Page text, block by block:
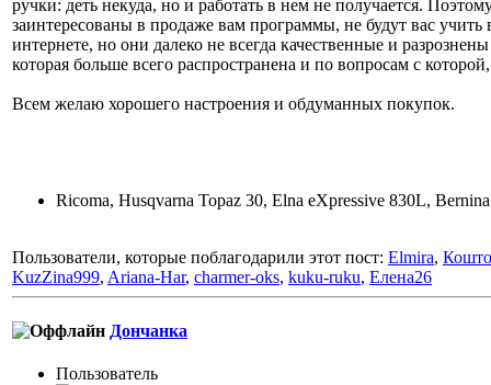
ручки: деть некуда, но и работать в нем не получается.
заинтересованы в продаже вам программы, не будут вас
интернете, но они далеко не всегда качественные и
которая больше всего распространена и по вопросам с
Всем желаю хорошего настроения и обдуманных покупок.
Ricoma, Husqvarna Topaz 30, Elna eXpressive 830L,
Пользователи, которые поблагодарили этот пост: Elmira,
KuzZina999, Ariana-Har, charmer-oks, kuku-ruku, Елена26
Дончанка
Пользовaтeль